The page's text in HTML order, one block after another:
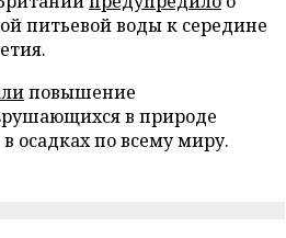
питьевой воды к середине
повышение
в природе
осадках по всему миру.